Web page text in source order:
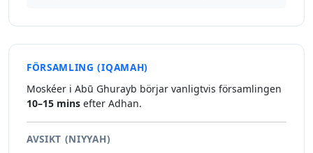
FÖRSAMLING (IQAMAH)
Moskéer i Abū Ghurayb börjar vanligtvis församlingen
10–15 mins efter Adhan.
AVSIKT (NIYYAH)